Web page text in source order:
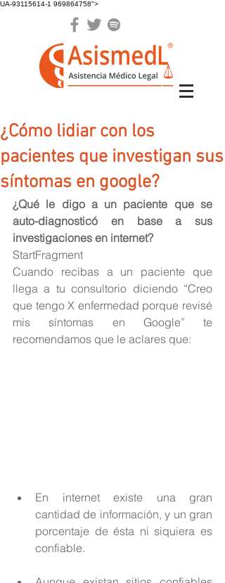
UA-93115614-1 969864758">
¿Cómo lidiar con los
pacientes que investigan sus
síntomas en google?
¿Qué le digo a un paciente que se
auto-diagnosticó en base a sus
investigaciones en internet?
StartFragment
Cuando recibas a un paciente que
llega a tu consultorio diciendo “Creo
que tengo X enfermedad porque revisé
mis síntomas en Google” te
recomendamos que le aclares que:
En internet existe una gran
cantidad de información, y un gran
porcentaje de ésta ni siquiera es
confiable.